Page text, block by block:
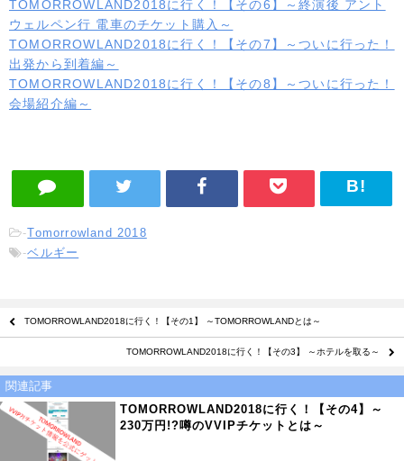
TOMORROWLAND2018に行く！【その6】～終演後 アント
ウェルペン行 電車のチケット購入～
TOMORROWLAND2018に行く！【その7】～ついに行った！
出発から到着編～
TOMORROWLAND2018に行く！【その8】～ついに行った！
会場紹介編～
-Tomorrowland 2018
-ベルギー
TOMORROWLAND2018に行く！【その1】 ～TOMORROWLANDとは～
TOMORROWLAND2018に行く！【その3】 ～ホテルを取る～
関連記事
TOMORROWLAND2018に行く！【その4】～
230万円!?噂のVVIPチケットとは～